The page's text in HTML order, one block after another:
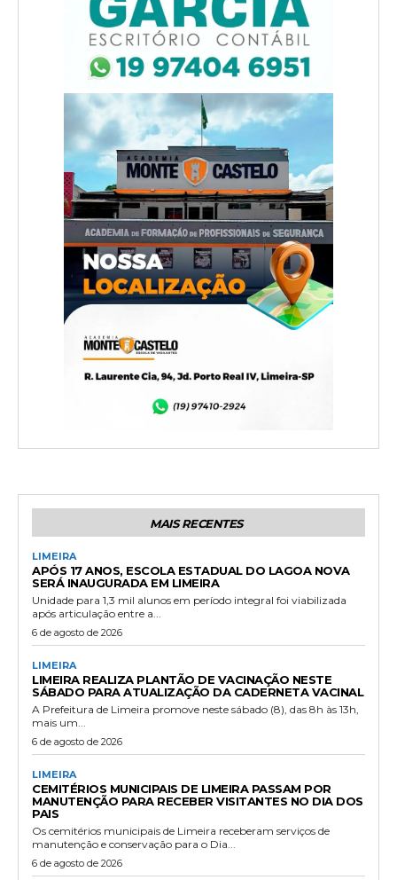
MAIS RECENTES
LIMEIRA
APÓS 17 ANOS, ESCOLA ESTADUAL DO LAGOA NOVA
SERÁ INAUGURADA EM LIMEIRA
Unidade para 1,3 mil alunos em período integral foi viabilizada
após articulação entre a...
6 de agosto de 2026
LIMEIRA
LIMEIRA REALIZA PLANTÃO DE VACINAÇÃO NESTE
SÁBADO PARA ATUALIZAÇÃO DA CADERNETA VACINAL
A Prefeitura de Limeira promove neste sábado (8), das 8h às 13h,
mais um...
6 de agosto de 2026
LIMEIRA
CEMITÉRIOS MUNICIPAIS DE LIMEIRA PASSAM POR
MANUTENÇÃO PARA RECEBER VISITANTES NO DIA DOS
PAIS
Os cemitérios municipais de Limeira receberam serviços de
manutenção e conservação para o Dia...
6 de agosto de 2026